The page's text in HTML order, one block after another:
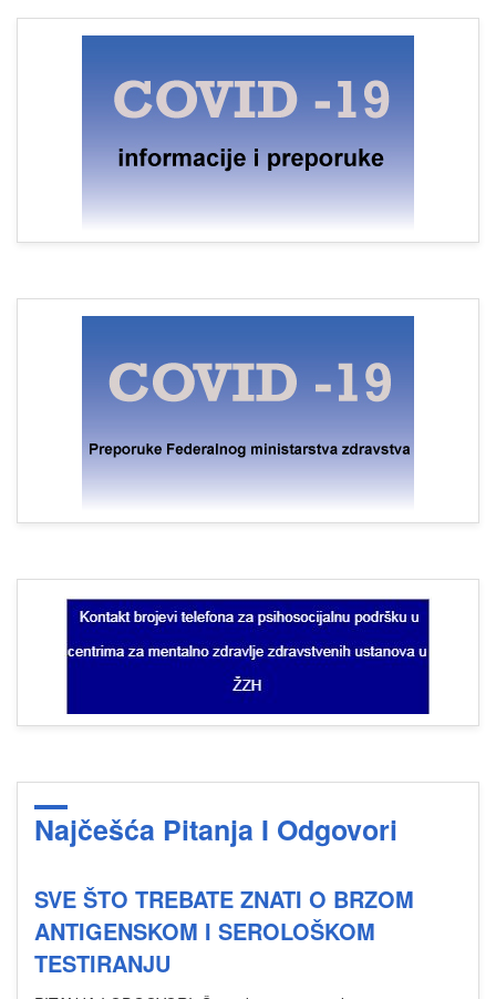
Najčešća Pitanja I Odgovori
SVE ŠTO TREBATE ZNATI O BRZOM
ANTIGENSKOM I SEROLOŠKOM
TESTIRANJU